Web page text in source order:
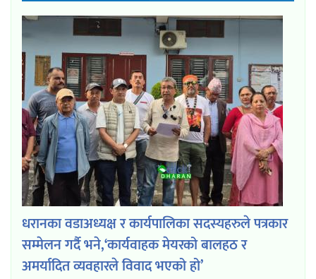
धरानका वडाअध्यक्ष र कार्यपालिका सदस्यहरुले पत्रकार
सम्मेलन गर्दै भने,‘कार्यवाहक मेयरको बालहठ र
अमर्यादित व्यवहारले विवाद भएको हो’